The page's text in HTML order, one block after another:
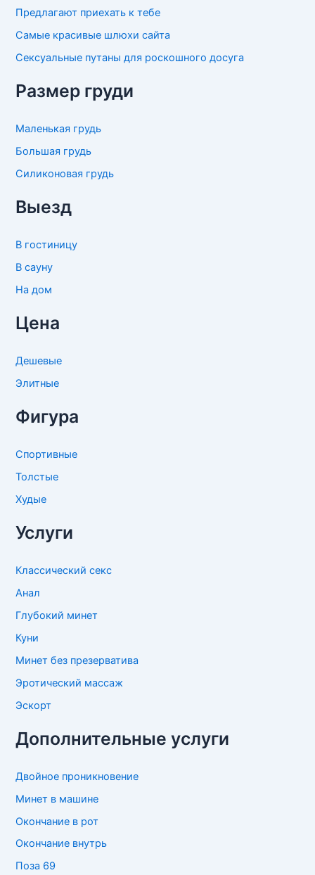
Предлагают приехать к тебе
Самые красивые шлюхи сайта
Сексуальные путаны для роскошного досуга
Размер груди
Маленькая грудь
Большая грудь
Силиконовая грудь
Выезд
В гостиницу
В сауну
На дом
Цена
Дешевые
Элитные
Фигура
Спортивные
Толстые
Худые
Услуги
Классический секс
Анал
Глубокий минет
Куни
Минет без презерватива
Эротический массаж
Эскорт
Дополнительные услуги
Двойное проникновение
Минет в машине
Окончание в рот
Окончание внутрь
Поза 69